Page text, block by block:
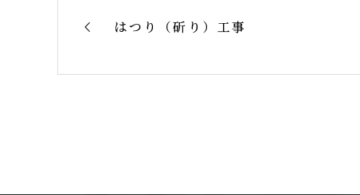
はつり（斫り）工事